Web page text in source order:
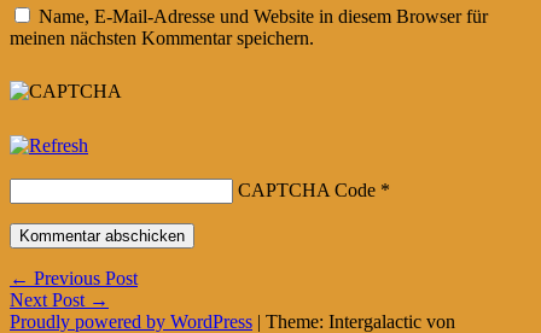
Name, E-Mail-Adresse und Website in diesem Browser für
meinen nächsten Kommentar speichern.
CAPTCHA Code *
Beitragsnavigation
← Previous Post
Next Post →
Proudly powered by WordPress | Theme: Intergalactic von